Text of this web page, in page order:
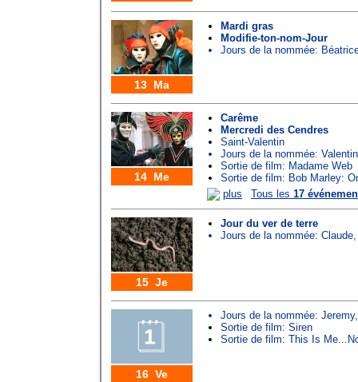
13 Ma
Mardi gras
Modifie-ton-nom-Jour
Jours de la nommée:
14 Me
Carême
Mercredi des Cendres
Saint-Valentin
Jours de la nommée: Valentin
Sortie de film: Madame Web
Sortie de film: Bob Marley:
plus
Tous les 17
15 Je
Jour du ver de terre
Jours de la nommée: Claude
16 Ve
Jours de la nommée: Jeremy
Sortie de film: Siren
Sortie de film: This Is